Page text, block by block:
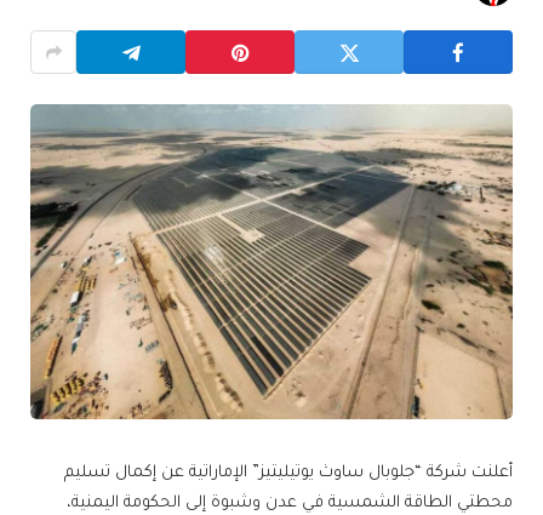
أعلنت شركة “جلوبال ساوث يوتيليتيز” الإماراتية عن إكمال تسليم
محطتي الطاقة الشمسية في عدن وشبوة إلى الحكومة اليمنية،